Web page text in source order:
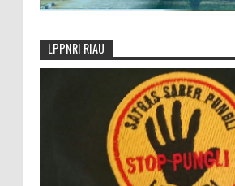
LPPNRI RIAU